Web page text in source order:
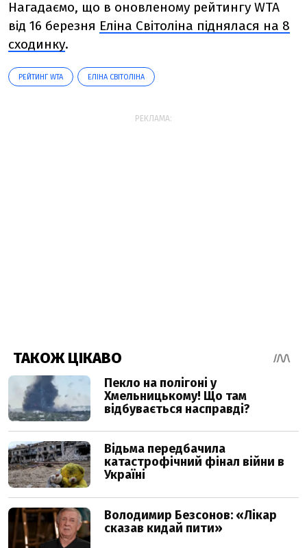
Нагадаємо, що в оновленому рейтингу WTA
від 16 березня Еліна Світоліна піднялася на 8
сходинку.
РЕЙТИНГ WTA ЕЛІНА СВІТОЛІНА
РЕКЛАМА: